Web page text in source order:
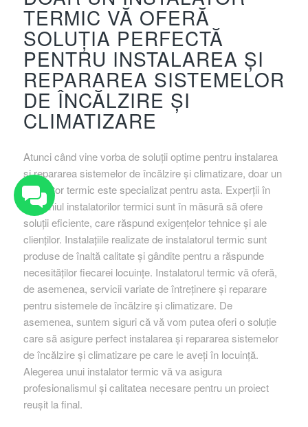
TERMIC VĂ OFERĂ
SOLUȚIA PERFECTĂ
PENTRU INSTALAREA ȘI
REPARAREA SISTEMELOR
DE ÎNCĂLZIRE ȘI
CLIMATIZARE
Atunci când vine vorba de soluții optime pentru instalarea
și repararea sistemelor de încălzire și climatizare, doar un
instalator termic este specializat pentru asta. Experții în
domeniul instalatorilor termici sunt în măsură să ofere
soluții eficiente, care răspund exigențelor tehnice și ale
clienților. Instalațiile realizate de instalatorul termic sunt
produse de înaltă calitate și gândite pentru a răspunde
necesităților fiecarei locuințe. Instalatorul termic vă oferă,
de asemenea, servicii variate de întreținere și reparare
pentru sistemele de încălzire și climatizare. De
asemenea, suntem siguri că vă vom putea oferi o soluție
care să asigure perfect instalarea și repararea sistemelor
de încălzire și climatizare pe care le aveți în locuință.
Alegerea unui instalator termic vă va asigura
profesionalismul și calitatea necesare pentru un proiect
reușit la final.